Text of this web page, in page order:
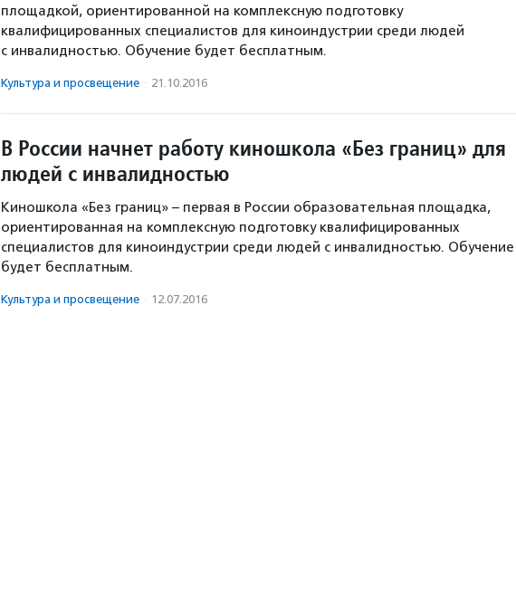
площадкой, ориентированной на комплексную подготовку
квалифицированных специалистов для киноиндустрии среди людей
с инвалидностью. Обучение будет бесплатным.
Культура и просвещение · 21.10.2016
В России начнет работу киношкола «Без границ» для
людей с инвалидностью
Киношкола «Без границ» – первая в России образовательная площадка,
ориентированная на комплексную подготовку квалифицированных
специалистов для киноиндустрии среди людей с инвалидностью. Обучение
будет бесплатным.
Культура и просвещение · 12.07.2016